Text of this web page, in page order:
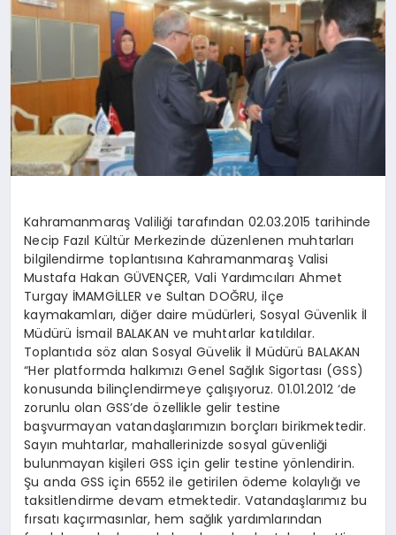
Kahramanmaraş Valiliği tarafından 02.03.2015 tarihinde
Necip Fazıl Kültür Merkezinde düzenlenen muhtarları
bilgilendirme toplantısına Kahramanmaraş Valisi
Mustafa Hakan GÜVENÇER, Vali Yardımcıları Ahmet
Turgay İMAMGİLLER ve Sultan DOĞRU, ilçe
kaymakamları, diğer daire müdürleri, Sosyal Güvenlik İl
Müdürü İsmail BALAKAN ve muhtarlar katıldılar.
Toplantıda söz alan Sosyal Güvelik İl Müdürü BALAKAN
“Her platformda halkımızı Genel Sağlık Sigortası (GSS)
konusunda bilinçlendirmeye çalışıyoruz. 01.01.2012 ‘de
zorunlu olan GSS’de özellikle gelir testine
başvurmayan vatandaşlarımızın borçları birikmektedir.
Sayın muhtarlar, mahallerinizde sosyal güvenliği
bulunmayan kişileri GSS için gelir testine yönlendirin.
Şu anda GSS için 6552 ile getirilen ödeme kolaylığı ve
taksitlendirme devam etmektedir. Vatandaşlarımız bu
fırsatı kaçırmasınlar, hem sağlık yardımlarından